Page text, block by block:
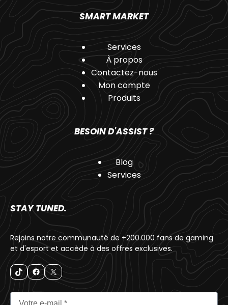
SMART MARKET
Services
À propos
Contactez-nous
Mon compte
Produits
BESOIN D'ASSIST ?
Blog
Services
STAY TUNED.
Rejoins notre communauté de +200.000 fans de gaming
et d'esport et accède à des offres exclusives.